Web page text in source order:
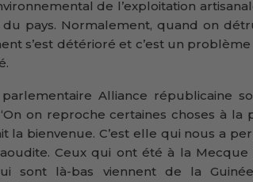
de l’exploitation
du pays. Normalement, quand on
s’est détérioré et c’est un problème
Alliance républicaine
on reproche certaines choses à
la bienvenue. C’est elle qui nous a
Ceux qui ont été à la
sont là-bas viennent de la